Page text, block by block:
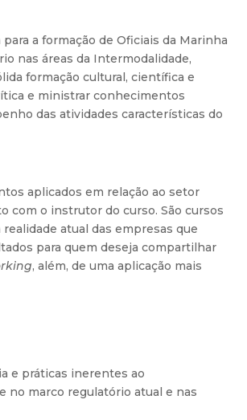
a formação de Oficiais da Marinha
nas áreas da Intermodalidade,
formação cultural, científica e
e ministrar conhecimentos
das atividades características do
aplicados em relação ao setor
o instrutor do curso. São cursos
atual das empresas que
para quem deseja compartilhar
, além, de uma aplicação mais
e práticas inerentes ao
no marco regulatório atual e nas